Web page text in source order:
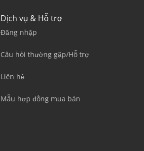
Dịch vụ & Hỗ trợ
Đăng nhập
Câu hỏi thường gặp/Hỗ trợ
Liên hệ
Mẫu hợp đồng mua bán